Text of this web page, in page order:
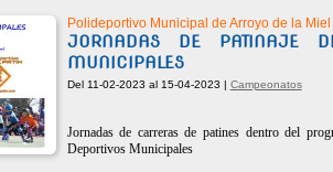
Polideportivo Municipal de Arroyo de la Miel
JORNADAS DE PATINAJE
MUNICIPALES
Del 11-02-2023 al 15-04-2023 | Campeonatos
Jornadas de carreras de patines dentro del
Deportivos Municipales